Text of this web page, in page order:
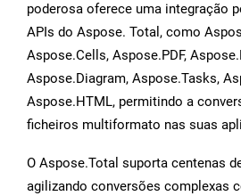
poderosa oferece uma integração
APIs do Aspose. Total, como
Aspose.Cells, Aspose.PDF,
Aspose.Diagram, Aspose.Tasks,
Aspose.HTML, permitindo a
ficheiros multiformato nas suas
O Aspose.Total suporta centenas
agilizando conversões complexas